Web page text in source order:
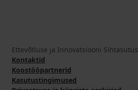
Ettevõtluse ja Innovatsiooni Sihtasutus
Kontaktid
Koostööpartnerid
Kasutustingimused